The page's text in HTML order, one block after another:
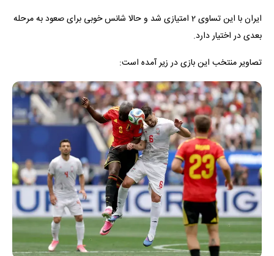
ایران با این تساوی 2 امتیازی شد و حالا شانس خوبی برای صعود به مرحله
بعدی در اختیار دارد.
تصاویر منتخب این بازی در زیر آمده است: